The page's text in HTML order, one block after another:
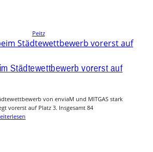
Peitz
Städtewettbewerb vorerst auf
von enviaM und MITGAS stark
vorerst auf Platz 3. Insgesamt 84